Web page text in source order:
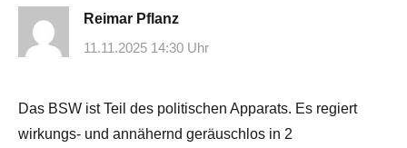
Reimar Pflanz
11.11.2025 14:30 Uhr
Das BSW ist Teil des politischen Apparats. Es regiert
wirkungs- und annähernd geräuschlos in 2